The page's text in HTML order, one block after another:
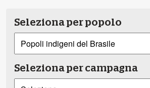
Seleziona per popolo
Seleziona per campagna